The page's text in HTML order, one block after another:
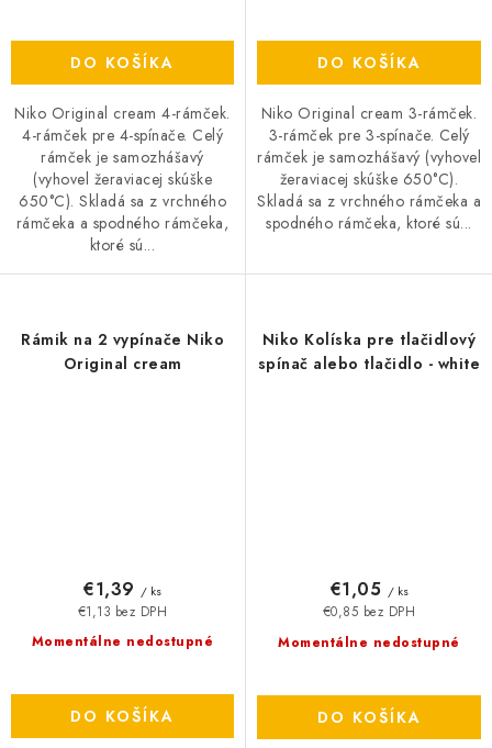
DO KOŠÍKA
Niko Original cream 4-rámček.
4-rámček pre 4-spínače. Celý
rámček je samozhášavý
(vyhovel žeraviacej skúške
650°C). Skladá sa z vrchného
rámčeka a spodného rámčeka,
ktoré sú...
DO KOŠÍKA
Niko Original cream 3-rámček.
3-rámček pre 3-spínače. Celý
rámček je samozhášavý (vyhovel
žeraviacej skúške 650°C).
Skladá sa z vrchného rámčeka a
spodného rámčeka, ktoré sú...
Rámik na 2 vypínače Niko
Original cream
Momentálne nedostupné
€1,13 bez DPH
€1,39 / ks
DO KOŠÍKA
Niko Kolíska pre tlačidlový
spínač alebo tlačidlo - white
Momentálne nedostupné
€0,85 bez DPH
€1,05 / ks
DO KOŠÍKA